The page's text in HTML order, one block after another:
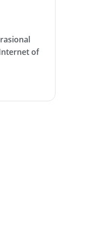
of